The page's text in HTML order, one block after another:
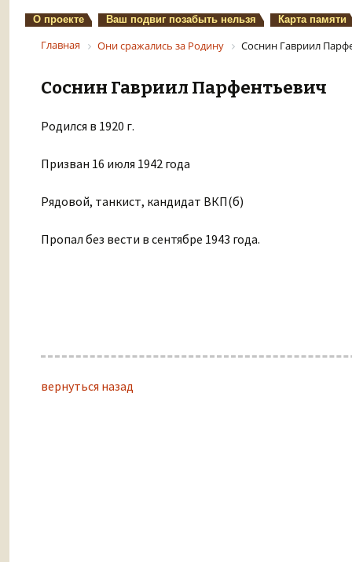
О проекте Ваш подвиг позабыть нельзя Карта памяти
Главная Они сражались за Родину Соснин Гавриил
Соснин Гавриил Парфентьевич
Родился в 1920 г.
Призван 16 июля 1942 года
Рядовой, танкист, кандидат ВКП(б)
Пропал без вести в сентябре 1943 года.
вернуться назад